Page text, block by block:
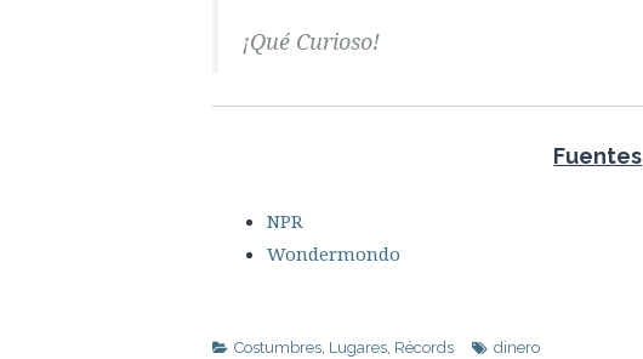
¡Qué Curioso!
Fuentes
NPR
Wondermondo
Costumbres, Lugares, Récords dinero